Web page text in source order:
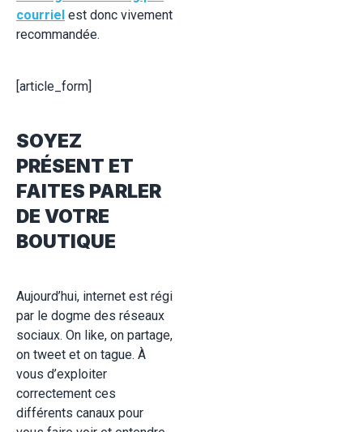
courriel est donc vivement
recommandée.
[article_form]
SOYEZ
PRÉSENT ET
FAITES PARLER
DE VOTRE
BOUTIQUE
Aujourd’hui, internet est régi
par le dogme des réseaux
sociaux. On like, on partage,
on tweet et on tague. À
vous d’exploiter
correctement ces
différents canaux pour